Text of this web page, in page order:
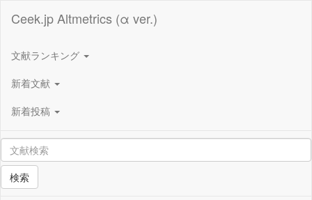
Ceek.jp Altmetrics (α ver.)
文献ランキング
新着文献
新着投稿
検索